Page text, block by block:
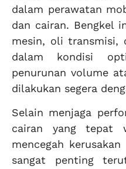
dalam perawatan
dan cairan. Bengkel
mesin, oli transmisi,
dalam kondisi
penurunan volume
dilakukan segera
Selain menjaga
cairan yang tepat
mencegah
sangat penting